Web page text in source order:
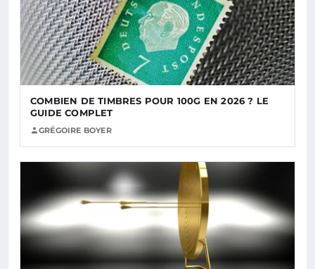
COMBIEN DE TIMBRES POUR 100G EN 2026 ? LE
GUIDE COMPLET
GRÉGOIRE BOYER